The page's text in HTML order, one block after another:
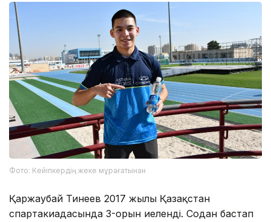
Фото: Кейіпкердің жеке мұрағатынан
Қаржаубай Тинеев 2017 жылы Қазақстан
спартакиадасында 3-орын иеленді. Содан бастап